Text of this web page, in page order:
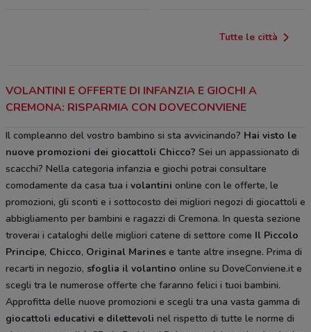
Tutte le città
VOLANTINI E OFFERTE DI INFANZIA E GIOCHI A
CREMONA: RISPARMIA CON DOVECONVIENE
Il compleanno del vostro bambino si sta avvicinando? Hai visto le
nuove promozioni dei giocattoli Chicco? Sei un appassionato di
scacchi? Nella categoria infanzia e giochi potrai consultare
comodamente da casa tua i volantini online con le offerte, le
promozioni, gli sconti e i sottocosto dei migliori negozi di giocattoli e
abbigliamento per bambini e ragazzi di Cremona. In questa sezione
troverai i cataloghi delle migliori catene di settore come Il Piccolo
Principe, Chicco, Original Marines e tante altre insegne. Prima di
recarti in negozio, sfoglia il volantino online su DoveConviene.it e
scegli tra le numerose offerte che faranno felici i tuoi bambini.
Approfitta delle nuove promozioni e scegli tra una vasta gamma di
giocattoli educativi e dilettevoli nel rispetto di tutte le norme di